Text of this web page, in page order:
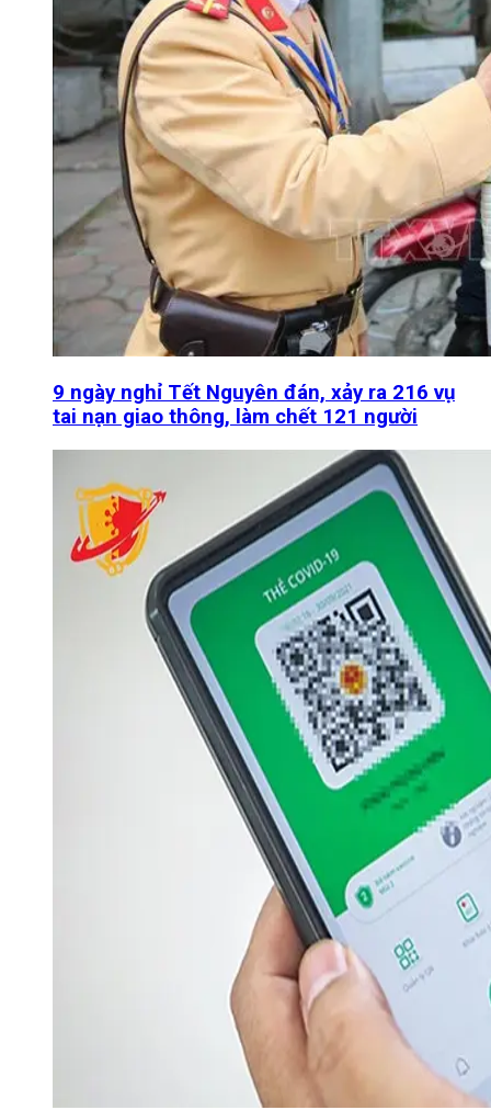
9 ngày nghỉ Tết Nguyên đán, xảy ra 216 vụ
tai nạn giao thông, làm chết 121 người